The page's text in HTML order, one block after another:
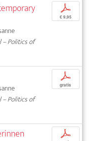
– Politics of
p
€ 9,95
– Politics of
p
gratis
p